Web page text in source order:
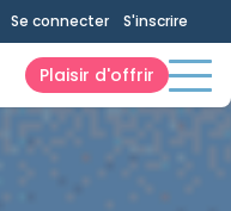
| Bassin Ludique:10:00 -
Se connecter S'inscrire
Plaisir d'offrir